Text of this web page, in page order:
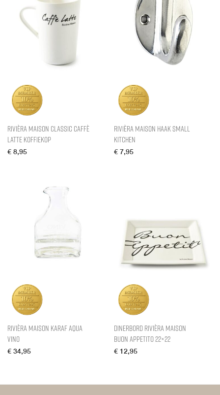
Rivièra Maison Classic Caffè
Latte Koffiekop
€ 8,95
Rivièra Maison Haak Small
Kitchen
€ 7,95
Rivièra Maison Karaf Aqua
Vino
€ 34,95
Dinerbord Rivièra Maison
Buon Appetito 22×22
€ 12,95